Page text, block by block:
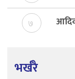
७
भर्खरै